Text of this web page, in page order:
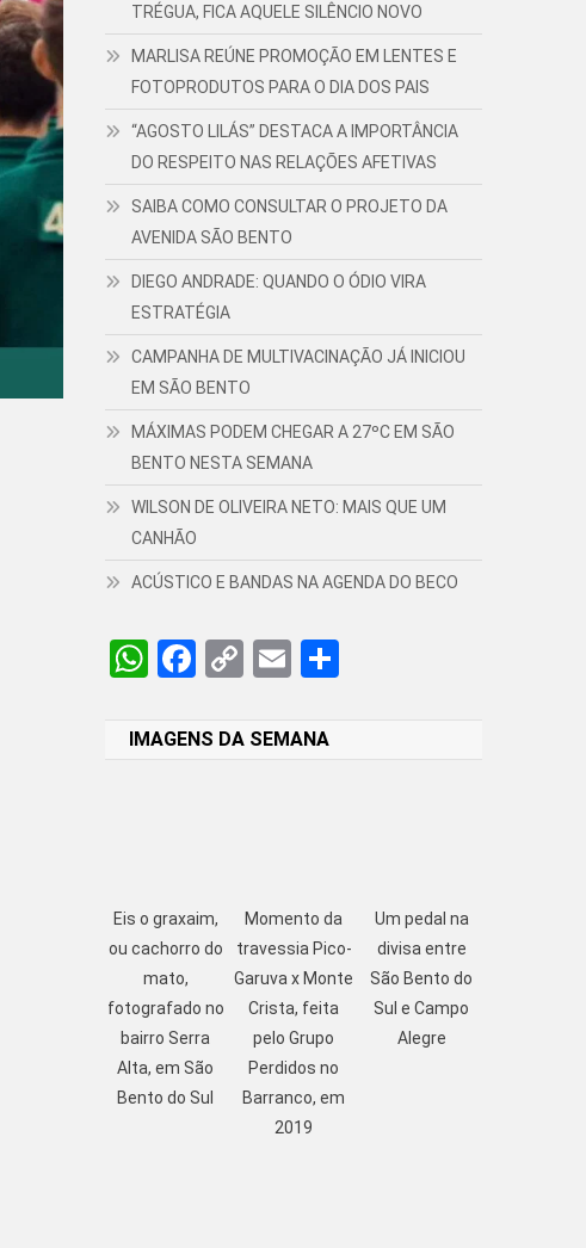
TRÉGUA, FICA AQUELE SILÊNCIO NOVO
MARLISA REÚNE PROMOÇÃO EM LENTES E
FOTOPRODUTOS PARA O DIA DOS PAIS
“AGOSTO LILÁS” DESTACA A IMPORTÂNCIA
DO RESPEITO NAS RELAÇÕES AFETIVAS
SAIBA COMO CONSULTAR O PROJETO DA
AVENIDA SÃO BENTO
DIEGO ANDRADE: QUANDO O ÓDIO VIRA
ESTRATÉGIA
CAMPANHA DE MULTIVACINAÇÃO JÁ INICIOU
EM SÃO BENTO
MÁXIMAS PODEM CHEGAR A 27ºC EM SÃO
BENTO NESTA SEMANA
WILSON DE OLIVEIRA NETO: MAIS QUE UM
CANHÃO
ACÚSTICO E BANDAS NA AGENDA DO BECO
WhatsApp
Facebook
CopyEmail
IMAGENS DA SEMANA
Eis o graxaim,
ou cachorro do
mato,
fotografado no
bairro Serra
Alta, em São
Bento do Sul
Momento da
travessia Pico-
Garuva x Monte
Crista, feita
pelo Grupo
Perdidos no
Barranco, em
2019
Um pedal na
divisa entre
São Bento do
Sul e Campo
Alegre